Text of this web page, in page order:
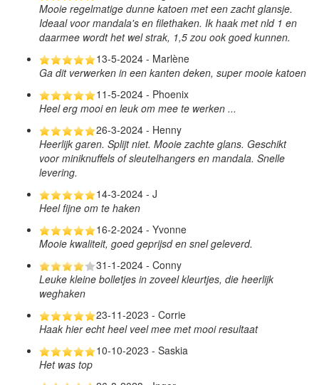
Mooie regelmatige dunne katoen met een zacht glansje.
Ideaal voor mandala's en filethaken. Ik haak met nld 1 en
daarmee wordt het wel strak, 1,5 zou ook goed kunnen.
13-5-2024 - Marlène
Ga dit verwerken in een kanten deken, super mooie katoen
11-5-2024 - Phoenix
Heel erg mooi en leuk om mee te werken ...
26-3-2024 - Henny
Heerlijk garen. Splijt niet. Mooie zachte glans. Geschikt
voor miniknuffels of sleutelhangers en mandala. Snelle
levering.
14-3-2024 - J
Heel fijne om te haken
16-2-2024 - Yvonne
Mooie kwaliteit, goed geprijsd en snel geleverd.
31-1-2024 - Conny
Leuke kleine bolletjes in zoveel kleurtjes, die heerlijk
weghaken
23-11-2023 - Corrie
Haak hier echt heel veel mee met mooi resultaat
10-10-2023 - Saskia
Het was top